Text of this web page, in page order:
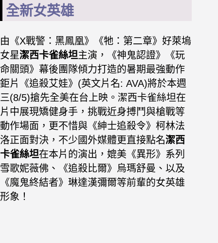
全新女英雄
由《X戰警：黑鳳凰》《牠：第二章》好萊塢
女星潔西卡雀絲坦主演，《神鬼認證》《玩
命關頭》幕後團隊傾力打造的暑期最強動作
鉅片《追殺艾娃》(英文片名: AVA)將於本週
三(8/5)搶先全美在台上映。潔西卡雀絲坦在
片中展現矯健身手，挑戰近身搏鬥與槍戰等
動作場面，更不惜與《紳士追殺令》柯林法
洛正面對決，不少國外媒體更直接點名潔西
卡雀絲坦在本片的演出，媲美《異形》系列
雪歌妮薇佛、《追殺比爾》烏瑪舒曼、以及
《魔鬼終結者》琳達漢彌爾等前輩的女英雄
形象！